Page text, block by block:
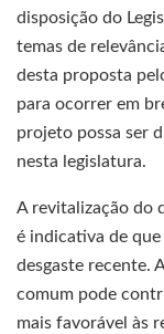
disposição do
temas de
desta proposta
para ocorrer em
projeto possa ser
nesta legislatura.
A revitalização do
é indicativa de
desgaste recente.
comum pode
mais favorável às